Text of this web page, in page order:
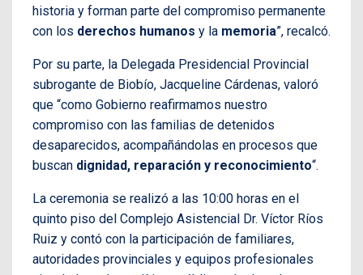
historia y forman parte del compromiso permanente
con los derechos humanos y la memoria”, recalcó.
Por su parte, la Delegada Presidencial Provincial
subrogante de Biobío, Jacqueline Cárdenas, valoró
que “como Gobierno reafirmamos nuestro
compromiso con las familias de detenidos
desaparecidos, acompañándolas en procesos que
buscan dignidad, reparación y reconocimiento“.
La ceremonia se realizó a las 10:00 horas en el
quinto piso del Complejo Asistencial Dr. Víctor Ríos
Ruiz y contó con la participación de familiares,
autoridades provinciales y equipos profesionales